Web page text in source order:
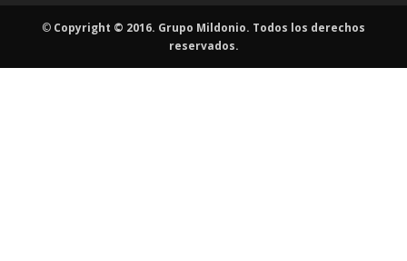
© Copyright © 2016. Grupo Mildonio. Todos los derechos
reservados.